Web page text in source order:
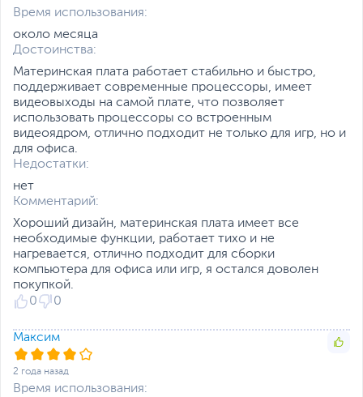
Размер упаковки (Ш х В
Вес с упаковкой
Заводские данные
Срок гарантии (мес.) 36
Ссылка на сайт
производителя
www.asrock.com
Если вы заметили ошибку или неточность в описании товара,
пожалуйста, выделите текст с ошибкой и нажмите Ctrl+Enter.
Xарактеристики, комплект поставки и внешний вид данного товара
могут отличаться от указанных или могут быть изменены
производителем без отражения в каталоге интернет-магазина.
Время использования:
около месяца
Достоинства:
Материнская плата работает стабильно и быстро,
поддерживает современные процессоры, имеет
видеовыходы на самой плате, что позволяет
использовать процессоры со встроенным
видеоядром, отлично подходит не только для игр, но и
для офиса.
Недостатки:
нет
Комментарий:
Хороший дизайн, материнская плата имеет все
необходимые функции, работает тихо и не
нагревается, отлично подходит для сборки
компьютера для офиса или игр, я остался доволен
покупкой.
0
0
Максим
2 года назад
Время использования: